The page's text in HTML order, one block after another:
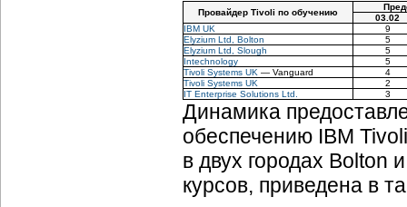
Провайдер Tivoli по обучению
03.02
IBM UK
9
Elyzium Ltd, Bolton
5
Elyzium Ltd, Slough
5
Intechnology
5
Tivoli Systems UK — Vanguard
4
Tivoli Systems UK
2
IT Enterprise Solutions Ltd.
3
Динамика
обеспечению IBM
в двух городах Bolton
курсов, приведена в